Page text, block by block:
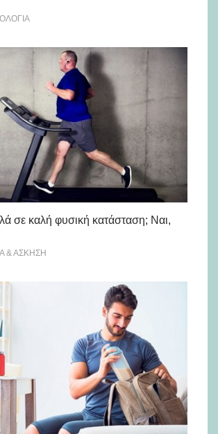
σε καλή φυσική κατάσταση; Ναι,
& ΆΣΚΗΣΗ